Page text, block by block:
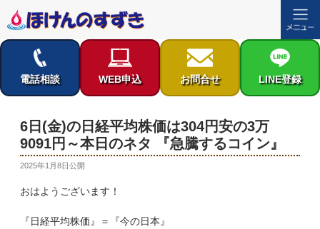
コ
ン
電話相談 WEB申込 お問合せ LINE登録
6日(金)の日経平均株価は304円安の3万
9091円～本日のネタ 『急騰するコイン』
投
日:
2025年1月8日公開
おはようございます！
『日経平均株価』＝『今の日本』